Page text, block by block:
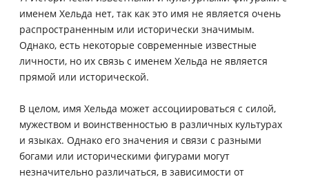
именем Хельда нет, так как это имя не является очень
распространенным или исторически значимым.
Однако, есть некоторые современные известные
личности, но их связь с именем Хельда не является
прямой или исторической.
В целом, имя Хельда может ассоциироваться с силой,
мужеством и воинственностью в различных культурах
и языках. Однако его значения и связи с разными
богами или историческими фигурами могут
незначительно различаться, в зависимости от